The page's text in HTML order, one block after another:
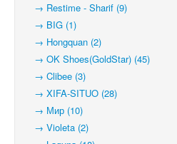
→ Restime - Sharif (9)
→ BIG (1)
→ Hongquan (2)
→ OK Shoes(GoldStar) (45)
→ Clibee (3)
→ XIFA-SITUO (28)
→ Мир (10)
→ Violeta (2)